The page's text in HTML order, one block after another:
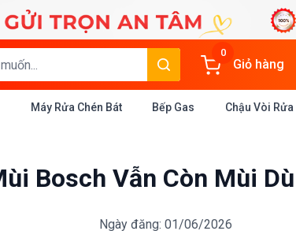
0
Giỏ hàng
Máy Rửa Chén Bát Bếp Gas Chậu Vòi Rửa
Bosch Vẫn Còn Mùi
Ngày đăng: 01/06/2026